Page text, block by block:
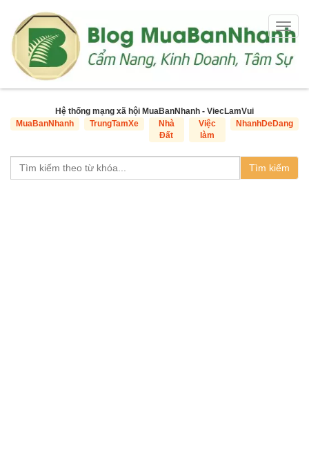
Hệ thống mạng xã hội MuaBanNhanh - ViecLamVui
MuaBanNhanh
TrungTamXe
Nhà
Đất
Việc
làm
NhanhDeDang
Tìm kiếm